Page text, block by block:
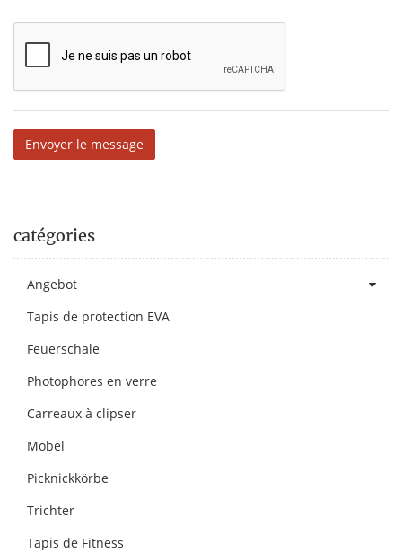
Envoyer le message
catégories
Angebot
Tapis de protection EVA
Feuerschale
Photophores en verre
Carreaux à clipser
Möbel
Picknickkörbe
Trichter
Tapis de Fitness